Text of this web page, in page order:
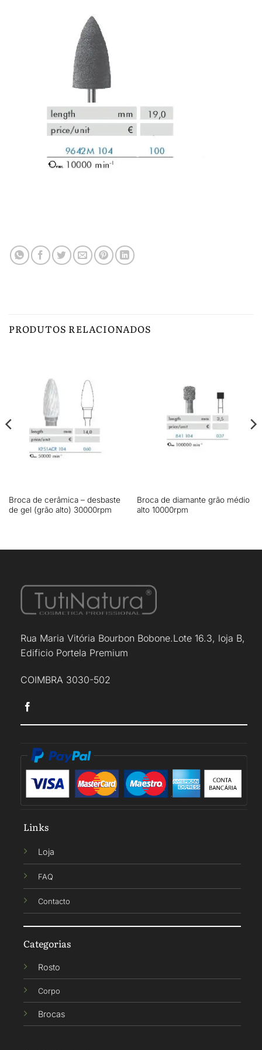
PRODUTOS RELACIONADOS
Broca de cerâmica – desbaste
de gel (grão alto) 30000rpm
Broca de diamante grão médio
alto 10000rpm
Rua Maria Vitória Bourbon Bobone.Lote 16.3, loja B,
Edificio Portela Premium
COIMBRA 3030-502
Links
Loja
FAQ
Contacto
Categorias
Rosto
Corpo
Brocas